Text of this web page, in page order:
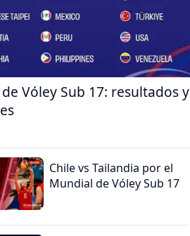
Vóley Sub 17: resultados y
Chile vs Tailandia por el
Mundial de Vóley Sub 17